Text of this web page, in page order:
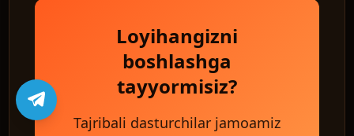
Loyihangizni
boshlashga
tayyormisiz?
Tajribali dasturchilar jamoamiz